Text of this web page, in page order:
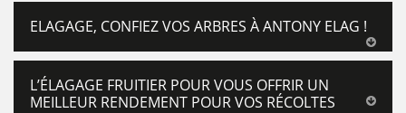
ELAGAGE, CONFIEZ VOS ARBRES À ANTONY ELAG !
L’ÉLAGAGE FRUITIER POUR VOUS OFFRIR UN
MEILLEUR RENDEMENT POUR VOS RÉCOLTES